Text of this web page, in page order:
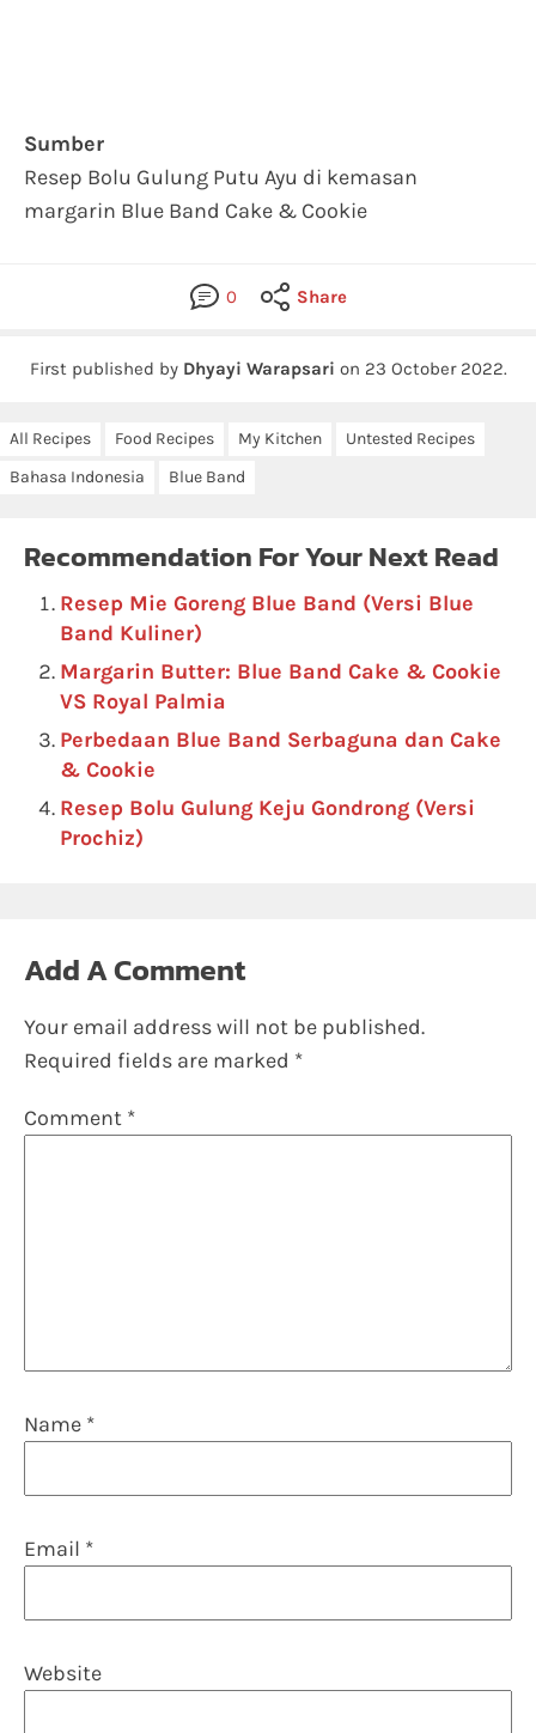
Sumber
Resep Bolu Gulung Putu Ayu di kemasan
margarin Blue Band Cake & Cookie
0 Share
First published by Dhyayi Warapsari on 23 October 2022.
All Recipes Food Recipes My Kitchen
Untested Recipes
Bahasa Indonesia
Blue Band
Recommendation For Your Next Read
Resep Mie Goreng Blue Band (Versi Blue
Band Kuliner)
Margarin Butter: Blue Band Cake & Cookie
VS Royal Palmia
Perbedaan Blue Band Serbaguna dan Cake
& Cookie
Resep Bolu Gulung Keju Gondrong (Versi
Prochiz)
Add A Comment
Your email address will not be published.
Required fields are marked *
Comment *
Name *
Email *
Website